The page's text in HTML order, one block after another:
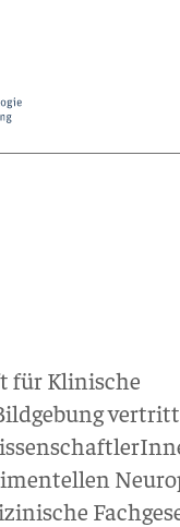
für Klinische
vertritt